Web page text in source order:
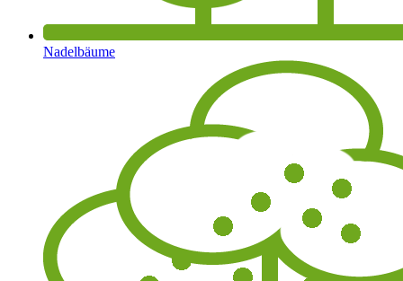
Nadelbäume